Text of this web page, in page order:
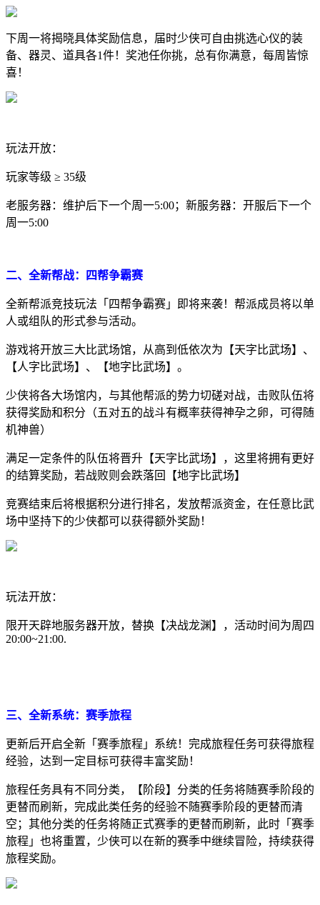
下周一将揭晓具体奖励信息，届时少侠可自由挑选心仪的装
备、器灵、道具各1件！奖池任你挑，总有你满意，每周皆惊
喜！
玩法开放：
玩家等级 ≥ 35级
老服务器：维护后下一个周一5:00；新服务器：开服后下一个
周一5:00
二、全新帮战：四帮争霸赛
全新帮派竞技玩法「四帮争霸赛」即将来袭！帮派成员将以单
人或组队的形式参与活动。
游戏将开放三大比武场馆，从高到低依次为【天字比武场】、
【人字比武场】、【地字比武场】。
少侠将各大场馆内，与其他帮派的势力切磋对战，击败队伍将
获得奖励和积分（五对五的战斗有概率获得神孕之卵，可得随
机神兽）
满足一定条件的队伍将晋升【天字比武场】，这里将拥有更好
的结算奖励，若战败则会跌落回【地字比武场】
竞赛结束后将根据积分进行排名，发放帮派资金，在任意比武
场中坚持下的少侠都可以获得额外奖励！
玩法开放：
限开天辟地服务器开放，替换【决战龙渊】，活动时间为周四
20:00~21:00.
三、全新系统： 赛季旅程
更新后开启全新「赛季旅程」系统！完成旅程任务可获得旅程
经验，达到一定目标可获得丰富奖励！
旅程任务具有不同分类，【阶段】分类的任务将随赛季阶段的
更替而刷新，完成此类任务的经验不随赛季阶段的更替而清
空；其他分类的任务将随正式赛季的更替而刷新，此时「赛季
旅程」也将重置，少侠可以在新的赛季中继续冒险，持续获得
旅程奖励。